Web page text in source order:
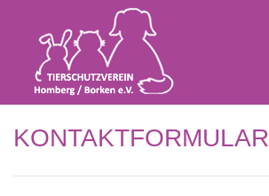
KONTAKTFORMULAR